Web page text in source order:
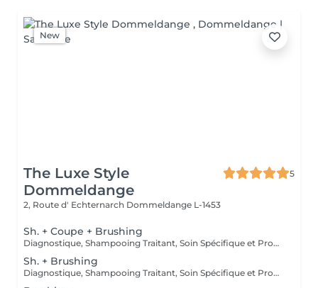
New
The Luxe Style
Dommeldange
5
2, Route d' Echternarch Dommeldange L-1453
Sh. + Coupe + Brushing
Diagnostique, Shampooing Traitant, Soin Spécifique et Produits Coiffants inclus
Sh. + Brushing
Diagnostique, Shampooing Traitant, Soin Spécifique et Produits Coiffants inclus